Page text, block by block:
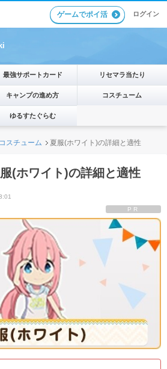
ゲームでポイ活 ログイン
最強サポートカード リセマラ当たり
キャンプの進め方 コスチューム
ゆるすたぐらむ
コスチューム 夏服(ホワイト)の詳細と適性
(ホワイト)の詳細と適性
PR